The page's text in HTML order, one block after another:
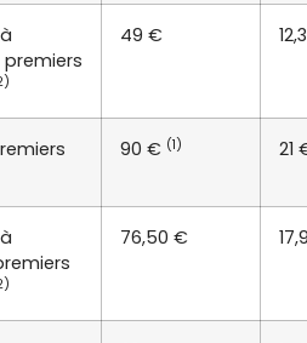
49 €
90 € (1) 21
76,50 €